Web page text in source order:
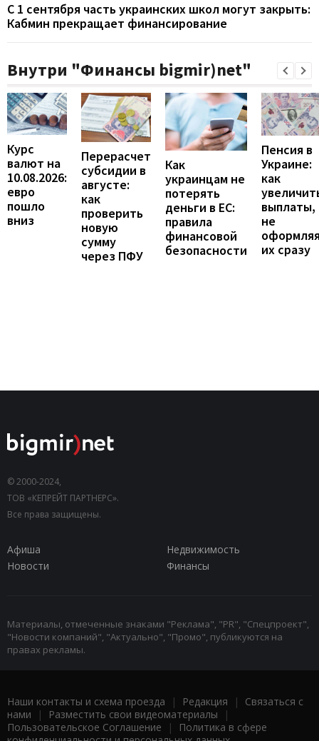
С 1 сентября часть украинских школ могут закрыть:
Кабмин прекращает финансирование
Внутри "Финансы bigmir)net"
Курс
валют на
10.08.2026:
евро
пошло
вниз
Перерасчет
субсидии в
августе:
как
проверить
новую
сумму
через ПФУ
Как
украинцам не
потерять
деньги в ЕС:
правила
финансовой
безопасности
Пенсия в
Украине:
как
выплаты,
не
их сразу
© 2000-2024,
ТОВ «КЕПРЕЙТ ПАРТНЕРС».
Все права защищены.
Афиша
Недвижимость
Новости
Финансы
Материалы, отмеченные знаками "Реклама", "PR", "Спецпроект",
"Новости компаний", "Актуально", "Промо", публикуются на
правах рекламы.
Наши контакты и схема проезда | Редакция | Связаться с
нами | Разместить свои видеоматериалы |
Пользовательское Соглашение |
Политика в сфере